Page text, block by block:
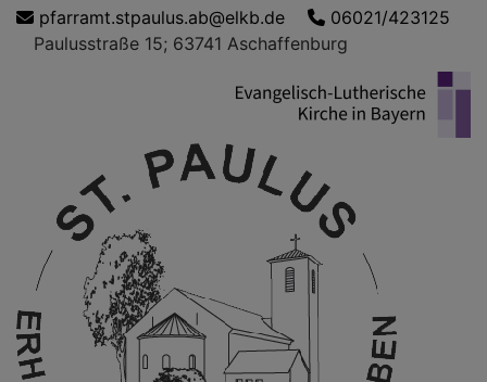
Direktpfarramt.stpaulus.ab@elkb.de
06021/423125
Paulusstraße 15; 63741 Aschaffenburg